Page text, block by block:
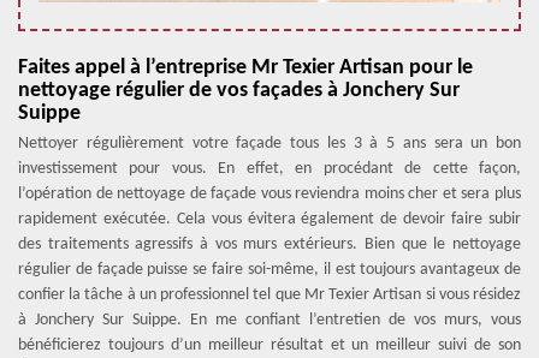
Faites appel à l’entreprise Mr Texier Artisan pour le
nettoyage régulier de vos façades à Jonchery Sur
Suippe
Nettoyer régulièrement votre façade tous les 3 à 5 ans sera un bon
investissement pour vous. En effet, en procédant de cette façon,
l’opération de nettoyage de façade vous reviendra moins cher et sera plus
rapidement exécutée. Cela vous évitera également de devoir faire subir
des traitements agressifs à vos murs extérieurs. Bien que le nettoyage
régulier de façade puisse se faire soi-même, il est toujours avantageux de
confier la tâche à un professionnel tel que Mr Texier Artisan si vous résidez
à Jonchery Sur Suippe. En me confiant l’entretien de vos murs, vous
bénéficierez toujours d’un meilleur résultat et un meilleur suivi de son